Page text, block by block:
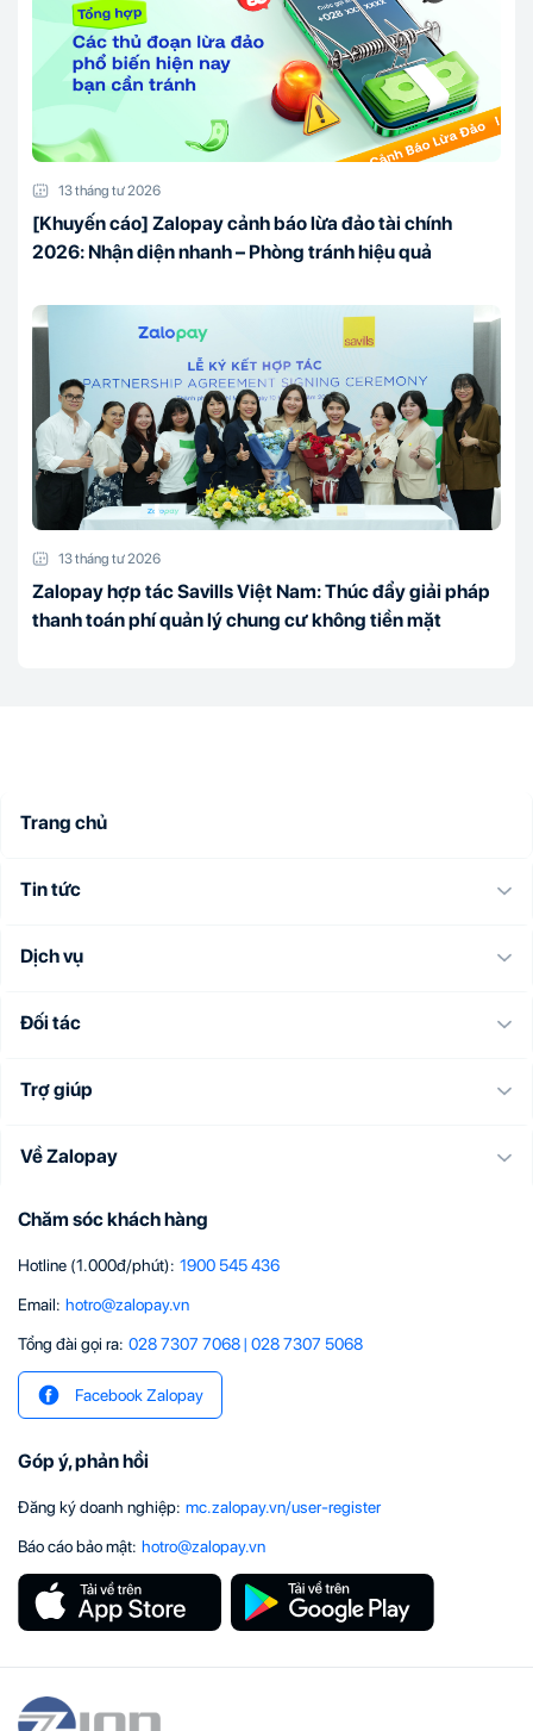
13 tháng tư 2026
[Khuyến cáo] Zalopay cảnh báo lừa đảo tài chính
2026: Nhận diện nhanh – Phòng tránh hiệu quả
13 tháng tư 2026
Zalopay hợp tác Savills Việt Nam: Thúc đẩy giải pháp
thanh toán phí quản lý chung cư không tiền mặt
Trang chủ
Tin tức
Dịch vụ
Đối tác
Trợ giúp
Về Zalopay
Chăm sóc khách hàng
Hotline (1.000đ/phút): 1900 545 436
Email: hotro@zalopay.vn
Tổng đài gọi ra: 028 7307 7068| 028 7307 5068
Facebook Zalopay
Góp ý, phản hồi
Đăng ký doanh nghiệp: mc.zalopay.vn/user-register
Báo cáo bảo mật: hotro@zalopay.vn